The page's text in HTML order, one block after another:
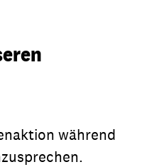
während